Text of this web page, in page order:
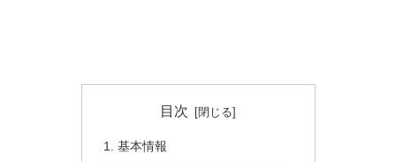
目次
基本情報